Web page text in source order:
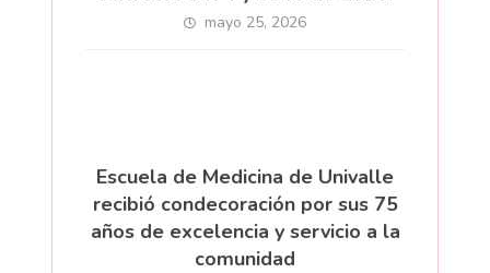
mayo 25, 2026
Escuela de Medicina de Univalle
recibió condecoración por sus 75
años de excelencia y servicio a la
comunidad